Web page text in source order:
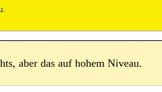
aber das auf hohem Niveau.